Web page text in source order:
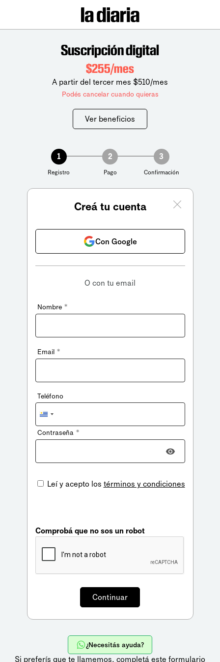
Suscripción digital
$255/mes
A partir del tercer mes $510/mes
Podés cancelar cuando quieras
Ver beneficios
1
Registro
2
Pago
3
Confirmación
Creá tu cuenta
Con Google
O con tu email
Nombre *
Email *
Teléfono
Uruguay
+598
Contraseña *
Leí y acepto los términos y condiciones
Comprobá que no sos un robot
¿Necesitás ayuda?
Si preferís que te llamemos, completá este formulario